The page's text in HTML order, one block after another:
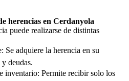
herencias en Cerdanyola
puede realizarse de distintas
adquiere la herencia en su
deudas.
Permite recibir solo los